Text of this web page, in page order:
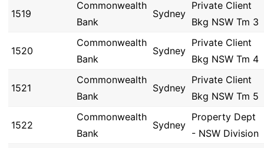
1519
Commonwealth
Bank
Sydney
Private Client
Bkg NSW Tm 3
1520
Commonwealth
Bank
Sydney
Private Client
Bkg NSW Tm 4
1521
Commonwealth
Bank
Sydney
Private Client
Bkg NSW Tm 5
1522
Commonwealth
Bank
Sydney
Property Dept
- NSW Division